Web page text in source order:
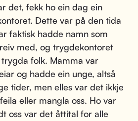
det, fekk ho ein dag ein
Dette var på den tida
faktisk hadde namn som
med, og trygdekontoret
folk. Mamma var
og hadde ein unge, altså
tider, men elles var det ikkje
eller mangla oss. Ho var
oss var det åttital for alle